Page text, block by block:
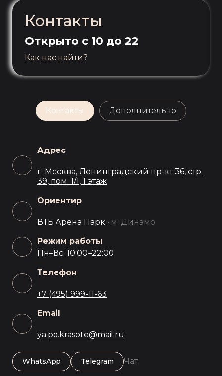
Контакты
Открыто с 10 до 22
Как нас найти?
Контакты Дополнительно
Адрес
г. Москва, Ленинградский пр-кт 36, стр.
39, пом. 1/1, 1 этаж
Ориентир
ВТБ Арена Парк • м. Динамо
Режим работы
Пн–Вс: 10:00–22:00
Телефон
+7 (495) 999-11-63
Email
ya.po.krasote@mail.ru
WhatsApp Telegram Чат